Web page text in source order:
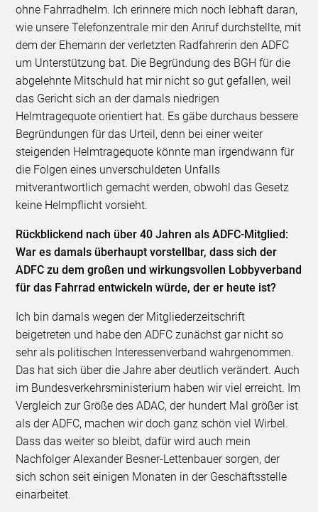
ohne Fahrradhelm. Ich erinnere mich noch lebhaft daran,
wie unsere Telefonzentrale mir den Anruf durchstellte, mit
dem der Ehemann der verletzten Radfahrerin den ADFC
um Unterstützung bat. Die Begründung des BGH für die
abgelehnte Mitschuld hat mir nicht so gut gefallen, weil
das Gericht sich an der damals niedrigen
Helmtragequote orientiert hat. Es gäbe durchaus bessere
Begründungen für das Urteil, denn bei einer weiter
steigenden Helmtragequote könnte man irgendwann für
die Folgen eines unverschuldeten Unfalls
mitverantwortlich gemacht werden, obwohl das Gesetz
keine Helmpflicht vorsieht.
Rückblickend nach über 40 Jahren als ADFC-Mitglied:
War es damals überhaupt vorstellbar, dass sich der
ADFC zu dem großen und wirkungsvollen Lobbyverband
für das Fahrrad entwickeln würde, der er heute ist?
Ich bin damals wegen der Mitgliederzeitschrift
beigetreten und habe den ADFC zunächst gar nicht so
sehr als politischen Interessenverband wahrgenommen.
Das hat sich über die Jahre aber deutlich verändert. Auch
im Bundesverkehrsministerium haben wir viel erreicht. Im
Vergleich zur Größe des ADAC, der hundert Mal größer ist
als der ADFC, machen wir doch ganz schön viel Wirbel.
Dass das weiter so bleibt, dafür wird auch mein
Nachfolger Alexander Besner-Lettenbauer sorgen, der
sich schon seit einigen Monaten in der Geschäftsstelle
einarbeitet.